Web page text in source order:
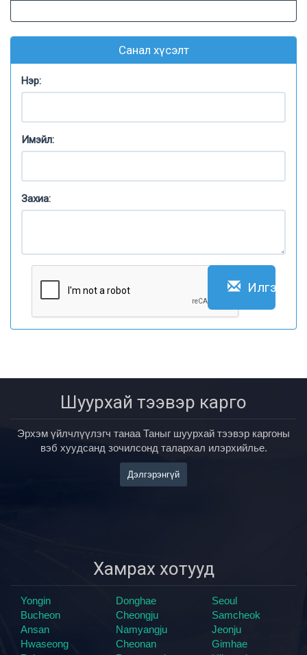
Санал хүсэлт
Нэр:
Имэйл:
Захиа:
Илгээх
Шуурхай тээвэр карго
Эрхэм үйлчлүүлэгч танаа Таныг шуурхай тээвэр каргоны
вэб хуудсанд зочилсонд талархал илэрхийлье.
Дэлгэрэнгүй
Хамрах хотууд
Yongin Donghae
Seoul
Bucheon
Cheongju
Samcheok
Ansan
Namyangju
Jeonju
Hwaseong
Cheonan
Gimhae